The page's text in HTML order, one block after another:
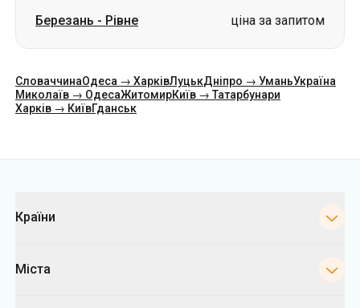
Березань - Рівне ціна за запитом
СловаччинаОдеса → ХарківЛуцькДніпро → УманьУкраїна
Миколаїв → ОдесаЖитомирКиїв → Татарбунари
Харків → КиївГданськ
Країни
Міста